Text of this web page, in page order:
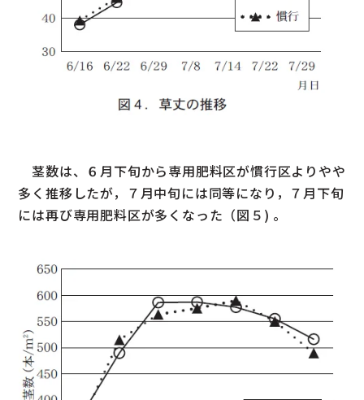
茎数は、６月下旬から専用肥料区が慣行区よりやや
多く推移したが，７月中旬には同等になり，７月下旬
には再び専用肥料区が多くなった（図５) 。